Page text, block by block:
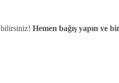
Hemen bağış yapın ve